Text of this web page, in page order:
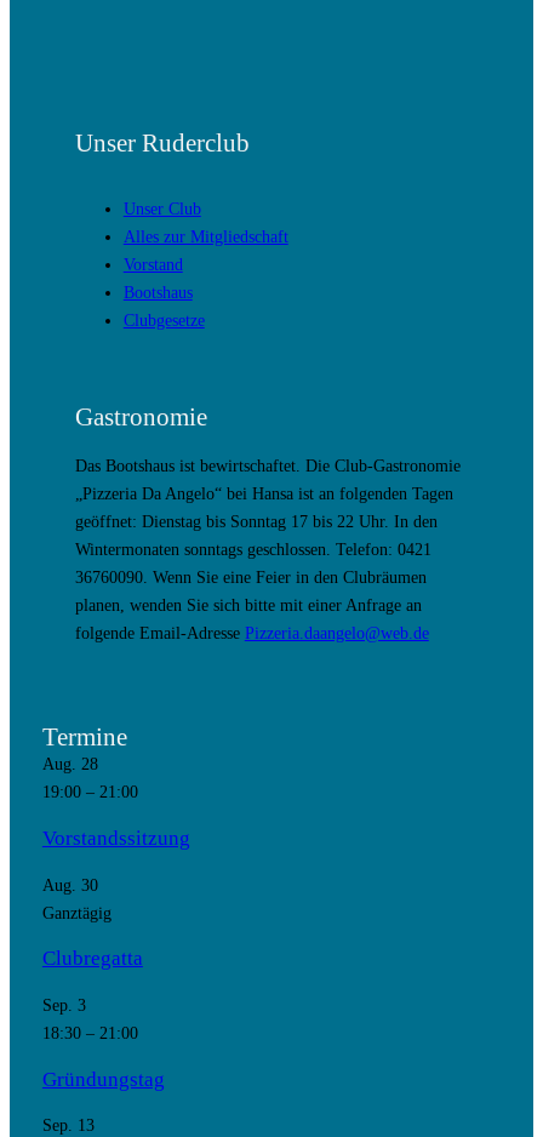
Unser Ruderclub
Unser Club
Alles zur Mitgliedschaft
Vorstand
Bootshaus
Clubgesetze
Gastronomie
Das Bootshaus ist bewirtschaftet. Die Club-Gastronomie
„Pizzeria Da Angelo“ bei Hansa ist an folgenden Tagen
geöffnet: Dienstag bis Sonntag 17 bis 22 Uhr. In den
Wintermonaten sonntags geschlossen. Telefon: 0421
36760090. Wenn Sie eine Feier in den Clubräumen
planen, wenden Sie sich bitte mit einer Anfrage an
folgende Email-Adresse Pizzeria.daangelo@web.de
Termine
Aug. 28
19:00– 21:00
Vorstandssitzung
Aug. 30
Ganztägig
Clubregatta
Sep. 3
18:30– 21:00
Gründungstag
Sep. 13